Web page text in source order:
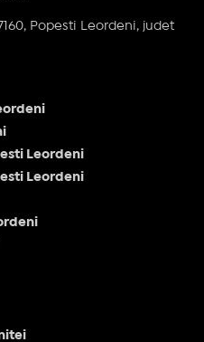
Popesti Leordeni, judet
Leordeni
Leordeni